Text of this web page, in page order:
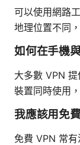
可以使用網路
地理位置不同
如何在手機
大多數 VPN
裝置同時使用
我應該用免
免費 VPN 常